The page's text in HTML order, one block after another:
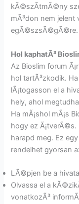
kÃ©szÃ­tmÃ©ny
mÃ³don nem jelent
egÃ©szsÃ©gÃ©re.
Hol kaphatÃ³
Az Bioslim forum
hol tartÃ³zkodik.
lÃ¡togasson el a
hely, ahol
Ha mÃ¡shol mÃ¡s
hogy ez
harapd meg. Ez
rendelhet gyorsan
LÃ©pjen be a
Olvassa el a
vonatkozÃ³